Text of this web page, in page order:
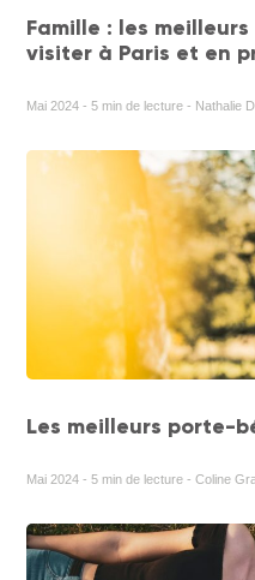
Famille : les
visiter à Paris et en
Mai 2024 - 5 min de lecture - Nathalie
Les meilleurs porte-
Mai 2024 - 5 min de lecture - Coline